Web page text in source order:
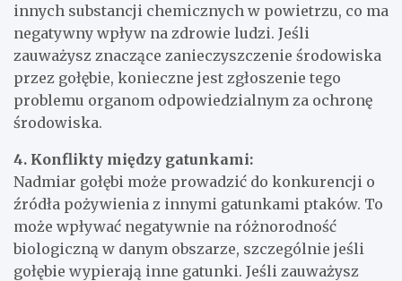
innych substancji chemicznych w powietrzu, co ma
negatywny wpływ na zdrowie ludzi. Jeśli
zauważysz znaczące zanieczyszczenie środowiska
przez gołębie, konieczne jest zgłoszenie tego
problemu organom odpowiedzialnym za ochronę
środowiska.
4. Konflikty między gatunkami:
Nadmiar gołębi może prowadzić do konkurencji o
źródła pożywienia z innymi gatunkami ptaków. To
może wpływać negatywnie na różnorodność
biologiczną w danym obszarze, szczególnie jeśli
gołębie wypierają inne gatunki. Jeśli zauważysz